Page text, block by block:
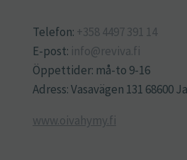
Telefon: +358 4497 391 14
E-post: info@reviva.fi
Öppettider: må-to 9-16
Adress: Vasavägen 131 68600
www.oivahymy.fi